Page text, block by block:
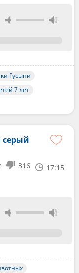
Гусыни
7 лет
серый
316 17:15